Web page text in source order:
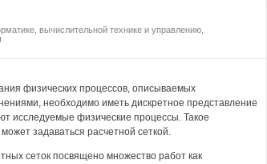
вычислительной технике и управлению,
физических процессов, описываемых
необходимо иметь дискретное представление
исследуемые физические процессы. Такое
задаваться расчетной сеткой.
сеток посвящено множество работ как